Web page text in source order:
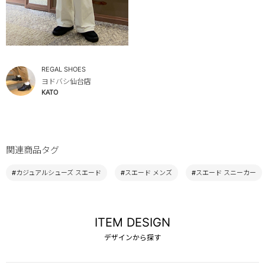
REGAL SHOES
ヨドバシ仙台店
KATO
関連商品タグ
#カジュアルシューズ スエード #スエード メンズ #スエード スニーカー
ITEM DESIGN
デザインから探す